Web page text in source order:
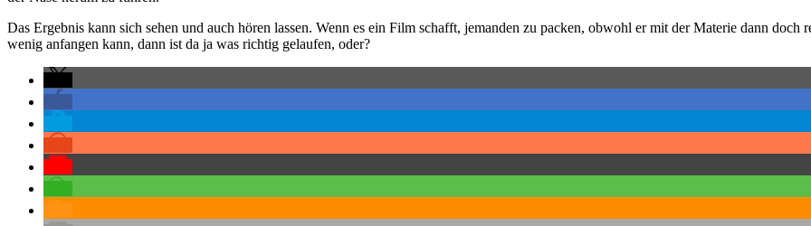
Das Ergebnis kann sich sehen und auch hören lassen. Wenn es ein Film schafft, jemanden zu packen, obwohl er mit der Materie dann doch
wenig anfangen kann, dann ist da ja was richtig gelaufen, oder?